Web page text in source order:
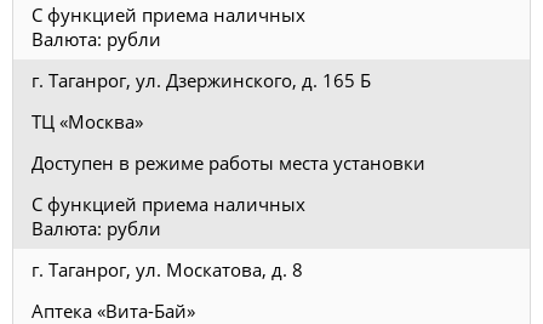
С функцией приема наличных
Валюта: рубли
г. Таганрог, ул. Дзержинского, д. 165 Б
ТЦ «Москва»
Доступен в режиме работы места установки
С функцией приема наличных
Валюта: рубли
г. Таганрог, ул. Москатова, д. 8
Аптека «Вита-Бай»